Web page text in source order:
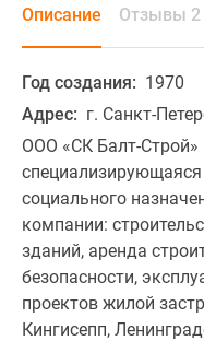
Описание Отзывы 2
Год создания: 1970
Адрес: г. Санкт-
ООО «СК Балт-Строй»
социального
компании:
зданий, аренда
безопасности,
проектов жилой
Кингисепп,